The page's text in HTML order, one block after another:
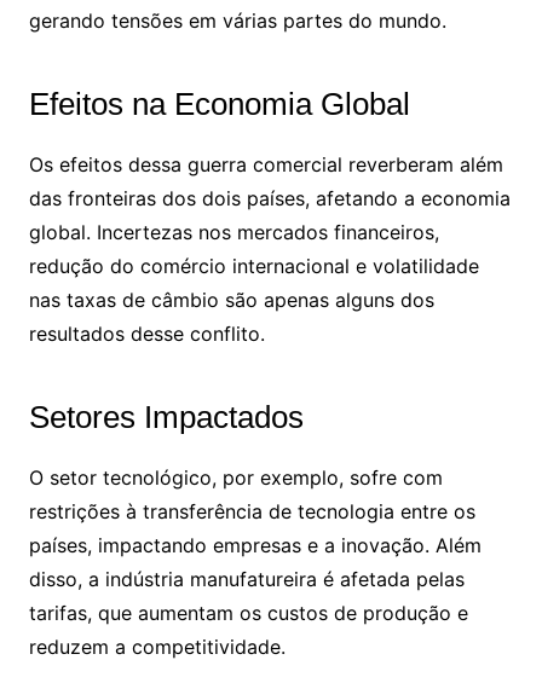
gerando tensões em várias partes do mundo.
Efeitos na Economia Global
Os efeitos dessa guerra comercial reverberam além
das fronteiras dos dois países, afetando a economia
global. Incertezas nos mercados financeiros,
redução do comércio internacional e volatilidade
nas taxas de câmbio são apenas alguns dos
resultados desse conflito.
Setores Impactados
O setor tecnológico, por exemplo, sofre com
restrições à transferência de tecnologia entre os
países, impactando empresas e a inovação. Além
disso, a indústria manufatureira é afetada pelas
tarifas, que aumentam os custos de produção e
reduzem a competitividade.